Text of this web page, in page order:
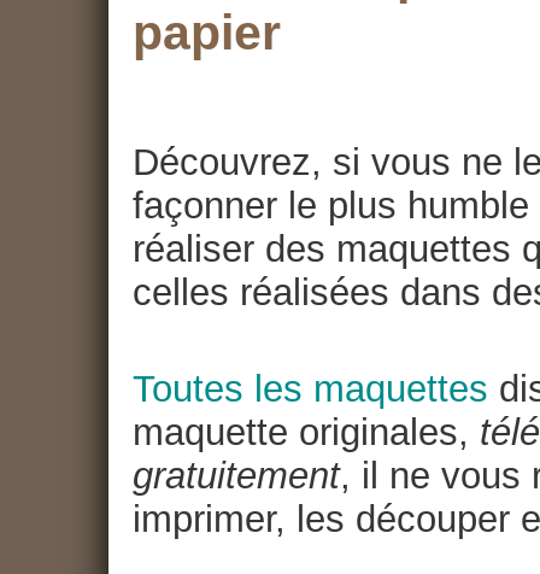
papier
Découvrez, si vous ne
façonner le plus
réaliser des maquettes
celles réalisées dans
Toutes les maquettes
maquette originales,
gratuitement, il ne vous
imprimer, les découper